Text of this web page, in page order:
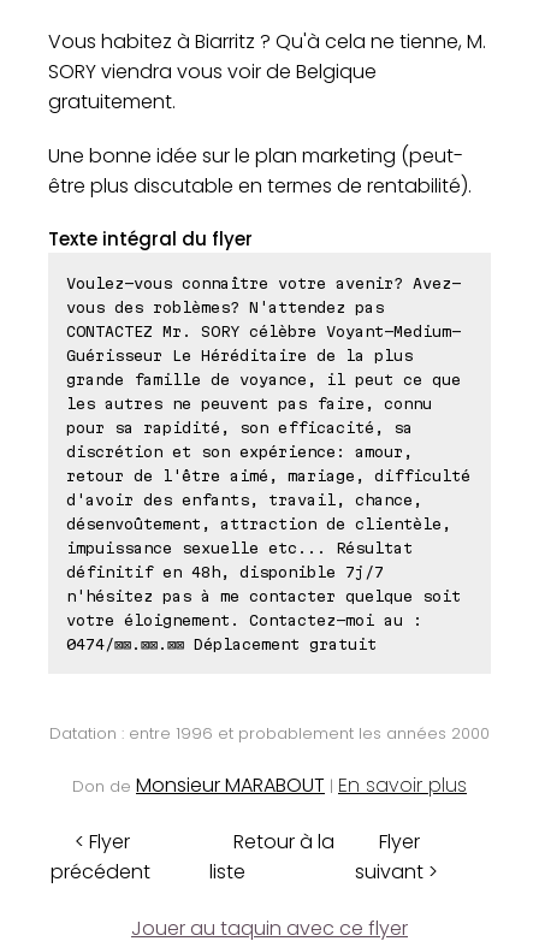
Vous habitez à Biarritz ? Qu'à cela ne tienne, M.
SORY viendra vous voir de Belgique
gratuitement.
Une bonne idée sur le plan marketing (peut-
être plus discutable en termes de rentabilité).
Texte intégral du flyer
Voulez-vous connaître votre avenir? Avez-
vous des roblèmes? N'attendez pas
CONTACTEZ Mr. SORY célèbre Voyant-Medium-
Guérisseur Le Héréditaire de la plus
grande famille de voyance, il peut ce que
les autres ne peuvent pas faire, connu
pour sa rapidité, son efficacité, sa
discrétion et son expérience: amour,
retour de l'être aimé, mariage, difficulté
d'avoir des enfants, travail, chance,
désenvoûtement, attraction de clientèle,
impuissance sexuelle etc... Résultat
définitif en 48h, disponible 7j/7
n'hésitez pas à me contacter quelque soit
votre éloignement. Contactez-moi au :
0474/⊠⊠.⊠⊠.⊠⊠ Déplacement gratuit
Datation : entre 1996 et probablement les années 2000
Don de Monsieur MARABOUT | En savoir plus
< Flyer
précédent
Retour à la
liste
Flyer
suivant >
Jouer au taquin avec ce flyer